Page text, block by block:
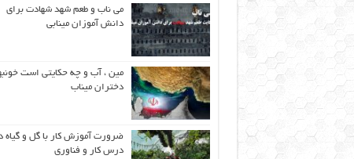
می ناب و طعم شهد شهادت برای
دانش آموزان مینابی
مین ، آب و چه حکایتی است
دختران میناب
ضرورت آموزش کار با گل و گیاه
درس کار و فناوری